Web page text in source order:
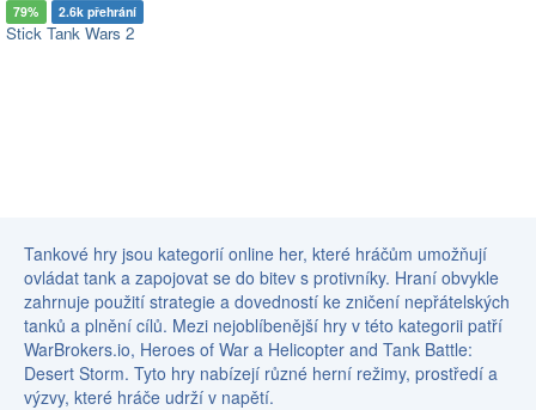
79% 2.6k přehrání
Stick Tank Wars 2
Tankové hry jsou kategorií online her, které hráčům umožňují
ovládat tank a zapojovat se do bitev s protivníky. Hraní obvykle
zahrnuje použití strategie a dovedností ke zničení nepřátelských
tanků a plnění cílů. Mezi nejoblíbenější hry v této kategorii patří
WarBrokers.io, Heroes of War a Helicopter and Tank Battle:
Desert Storm. Tyto hry nabízejí různé herní režimy, prostředí a
výzvy, které hráče udrží v napětí.